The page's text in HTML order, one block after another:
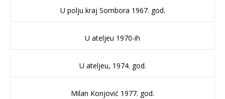
U polju kraj Sombora 1967. god.
U ateljeu 1970-ih
U ateljeu, 1974. god.
Milan Konjović 1977. god.